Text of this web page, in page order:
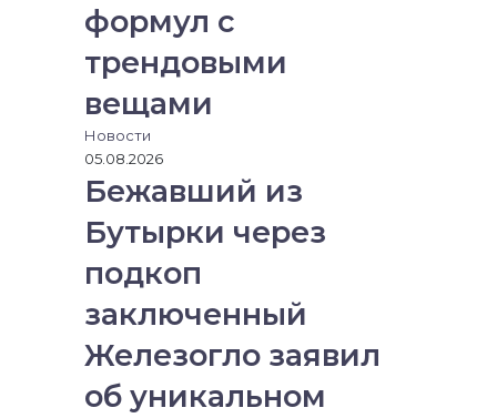
формул с
трендовыми
вещами
Новости
05.08.2026
Бежавший из
Бутырки через
подкоп
заключенный
Железогло заявил
об уникальном